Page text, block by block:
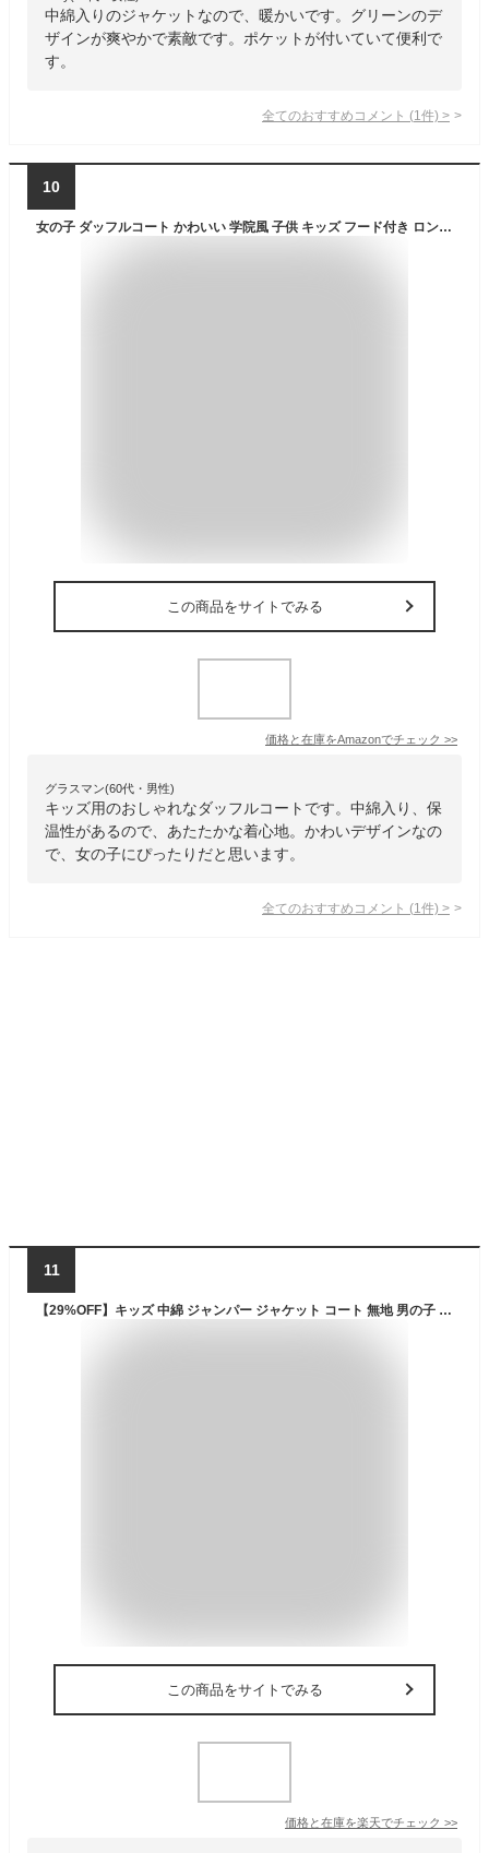
中綿入りのジャケットなので、暖かいです。グリーンのデ
ザインが爽やかで素敵です。ポケットが付いていて便利で
す。
全てのおすすめコメント (1 件) >
10
女の子 ダッフルコート かわいい 学院風 子供 キッズ フード付き ロング アウター ボタン あったか スクール 保温 中綿ジャケット 入学式 卒業式 春秋冬用 オシャレ 冬 ゆったり ラシャコート ポケット付き 制服
この商品をサイトでみる
価格と在庫をAmazonでチェック >>
グラスマン(60代・男性)
キッズ用のおしゃれなダッフルコートです。中綿入り、保
温性があるので、あたたかな着心地。かわいデザインなの
で、女の子にぴったりだと思います。
全てのおすすめコメント (1 件) >
11
【29%OFF】キッズ 中綿 ジャンパー ジャケット コート 無地 男の子 女の子 ジュニア ベビー 子供 フード付き フード取り外し可能 撥水加工 あったか 防寒 ウインドブレーカー ベージュブラックカーキ 通園 通学 90 100 110 120 130 140 150 160 【 GrinLab グリンラボ 】
この商品をサイトでみる
価格と在庫を楽天でチェック >>